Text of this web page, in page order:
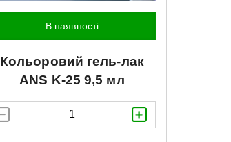
В наявності
Кольоровий гель-лак
ANS K-25 9,5 мл